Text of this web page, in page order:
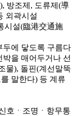
방조제, 도류제(導
외곽시설
시설(臨港交通施
두에 닿도록 구름다
을 매어두거나 선
물), 돌핀(계선말뚝
말한다) 등 계류
호ㆍ조명ㆍ항무통